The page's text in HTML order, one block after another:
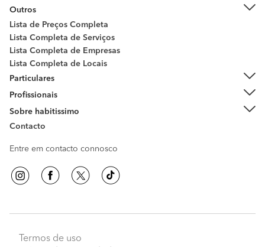
Outros
Lista de Preços Completa
Lista Completa de Serviços
Lista Completa de Empresas
Lista Completa de Locais
Particulares
Profissionais
Sobre habitissimo
Contacto
Entre em contacto connosco
Termos de uso